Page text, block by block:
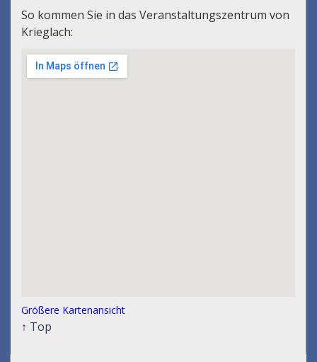
So kommen Sie in das Veranstaltungszentrum von
Krieglach:
Größere Kartenansicht
↑ Top